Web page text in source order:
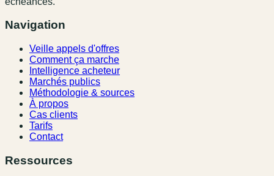
Navigation
Veille appels d'offres
Comment ça marche
Intelligence acheteur
Marchés publics
Méthodologie & sources
À propos
Cas clients
Tarifs
Contact
Ressources